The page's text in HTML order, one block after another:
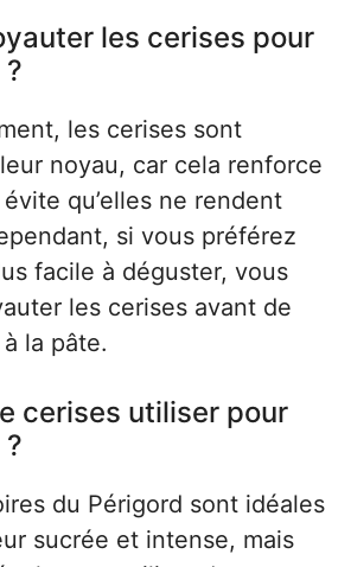
les cerises pour
les cerises sont
noyau, car cela renforce
qu’elles ne rendent
si vous préférez
facile à déguster, vous
les cerises avant de
la pâte.
cerises utiliser pour
du Périgord sont idéales
sucrée et intense, mais